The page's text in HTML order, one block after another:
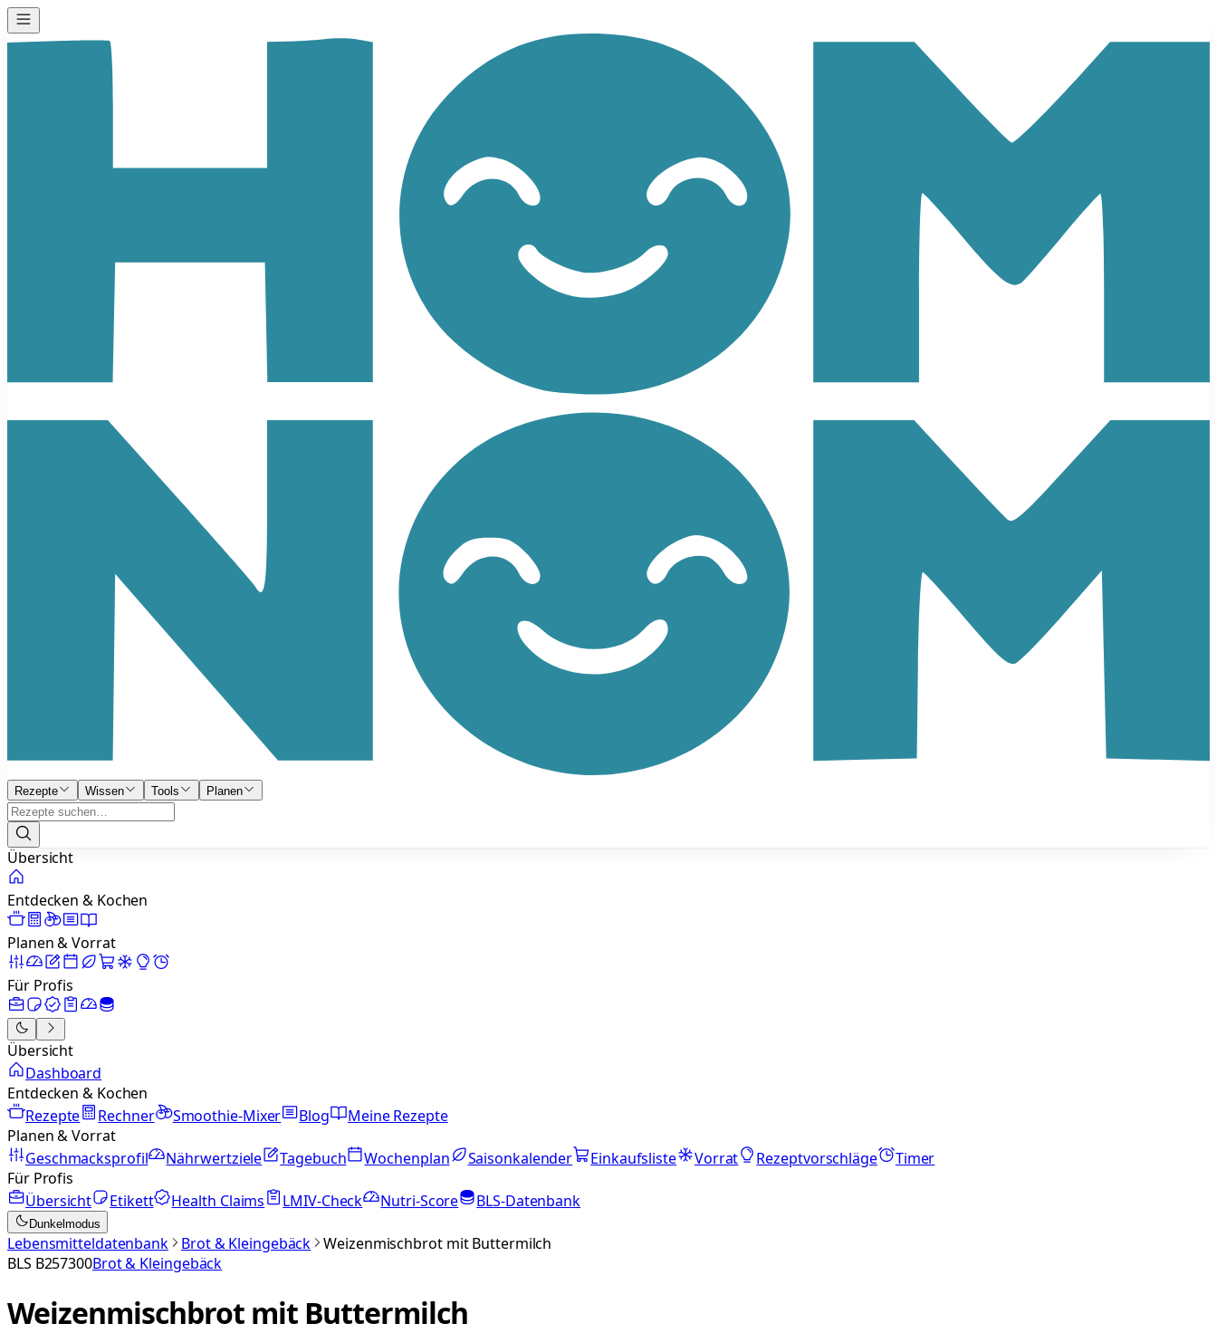
Rezepte Wissen Tools Planen
Übersicht
Entdecken & Kochen
Planen & Vorrat
Für Profis
Übersicht
Dashboard
Entdecken & Kochen
Rezepte
Rechner Smoothie-Mixer Blog
Meine Rezepte
Planen & Vorrat
Geschmacksprofil
Nährwertziele Tagebuch Wochenplan Saisonkalender Einkaufsliste Vorrat Rezeptvorschläge
Timer
Für Profis
Übersicht
Etikett Health Claims LMIV-Check Nutri-Score BLS-Datenbank
Dunkelmodus
Lebensmitteldatenbank Brot & Kleingebäck
Weizenmischbrot mit Buttermilch
BLS B257300Brot & Kleingebäck
Weizenmischbrot mit Buttermilch